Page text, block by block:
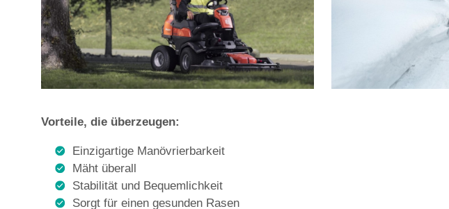
Vorteile, die überzeugen:
Einzigartige Manövrierbarkeit
Mäht überall
Stabilität und Bequemlichkeit
Sorgt für einen gesunden Rasen